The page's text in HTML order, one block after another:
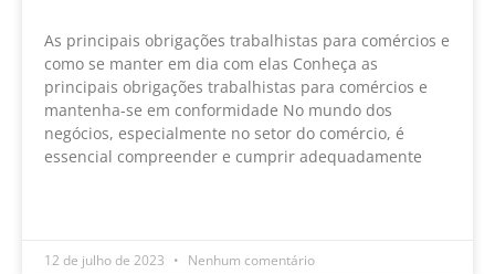
As principais obrigações trabalhistas para comércios e
como se manter em dia com elas Conheça as
principais obrigações trabalhistas para comércios e
mantenha-se em conformidade No mundo dos
negócios, especialmente no setor do comércio, é
essencial compreender e cumprir adequadamente
12 de julho de 2023 Nenhum comentário